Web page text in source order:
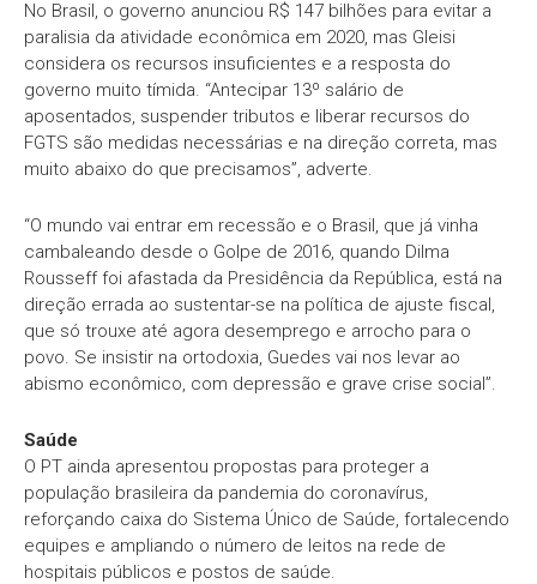
No Brasil, o governo anunciou R$ 147 bilhões para evitar a
paralisia da atividade econômica em 2020, mas Gleisi
considera os recursos insuficientes e a resposta do
governo muito tímida. “Antecipar 13º salário de
aposentados, suspender tributos e liberar recursos do
FGTS são medidas necessárias e na direção correta, mas
muito abaixo do que precisamos”, adverte.
“O mundo vai entrar em recessão e o Brasil, que já vinha
cambaleando desde o Golpe de 2016, quando Dilma
Rousseff foi afastada da Presidência da República, está na
direção errada ao sustentar-se na política de ajuste fiscal,
que só trouxe até agora desemprego e arrocho para o
povo. Se insistir na ortodoxia, Guedes vai nos levar ao
abismo econômico, com depressão e grave crise social”.
Saúde
O PT ainda apresentou propostas para proteger a
população brasileira da pandemia do coronavírus,
reforçando caixa do Sistema Único de Saúde, fortalecendo
equipes e ampliando o número de leitos na rede de
hospitais públicos e postos de saúde.